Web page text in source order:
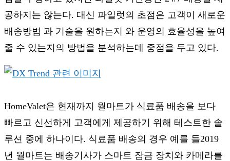
공하지는 않는다. 대신 파일럿의 초점은 고객이 새로운
배송방법 과 기술을 원하는지 와 운영의 효율성을 높여
줄 수 있는지의 방법을 분석하는데 중점을 두고 있다.
HomeValet은 현재까지 월마트가 식료품 배송을 보다
빠르고 신선하게 고객에게 제공하기 위해 테스트한 솔
루션 중에 하나이다. 식료품 배송의 경우 예를 들2019
년 월마트는 배송기사가 스마트 잠금 장치와 카메라를